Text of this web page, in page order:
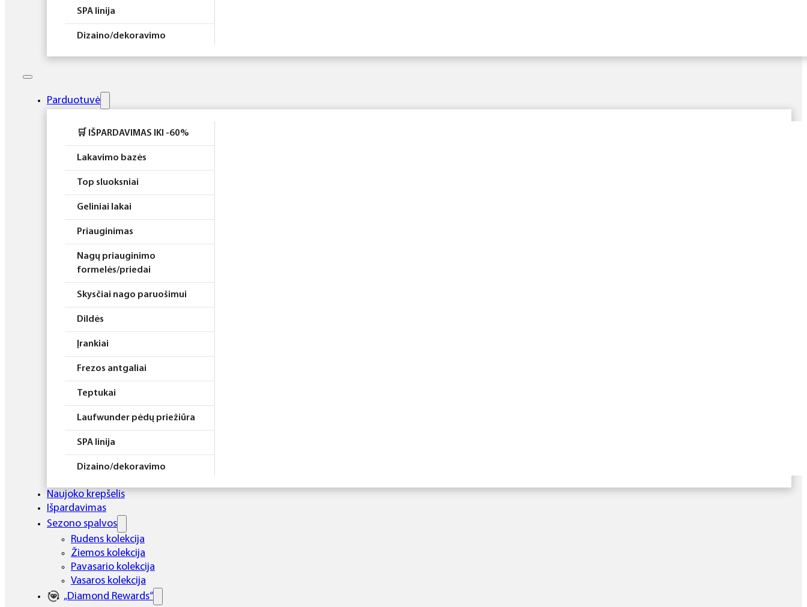
SPA linija
Dizaino/dekoravimo
Higiena
Rinkiniai
Parduotuvė
🛒 IŠPARDAVIMAS IKI -60%
Lakavimo bazės
Top sluoksniai
Geliniai lakai
Priauginimas
Nagų priauginimo
formelės/priedai
Skysčiai nago paruošimui
Dildės
Įrankiai
Frezos antgaliai
Teptukai
Laufwunder pėdų priežiūra
SPA linija
Dizaino/dekoravimo
Elektros prietaisai
Higiena
Atributika
Rinkiniai
Naujoko krepšelis
Išpardavimas
Sezono spalvos
Rudens kolekcija
Žiemos kolekcija
Pavasario kolekcija
Vasaros kolekcija
„Diamond Rewards“